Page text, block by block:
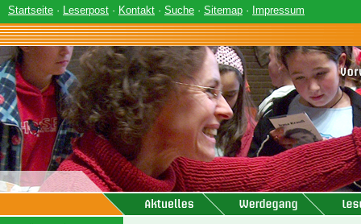
Startseite · Leserpost · Kontakt · Suche · Sitemap · Impressum